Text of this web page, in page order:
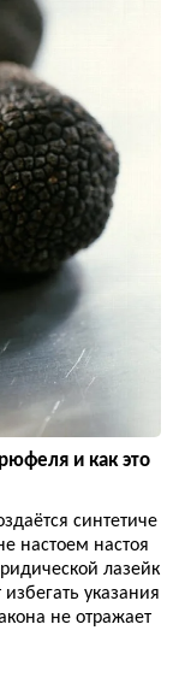
и как это
синтетиче
настоем настоя
лазейк
указания
не отражает